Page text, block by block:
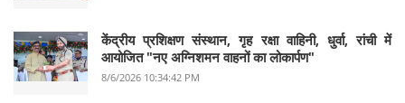
केंद्रीय प्रशिक्षण संस्थान, गृह रक्षा वाहिनी, धुर्वा, रांची में
आयोजित "नए अग्निशमन वाहनों का लोकार्पण"
8/6/2026 10:34:42 PM